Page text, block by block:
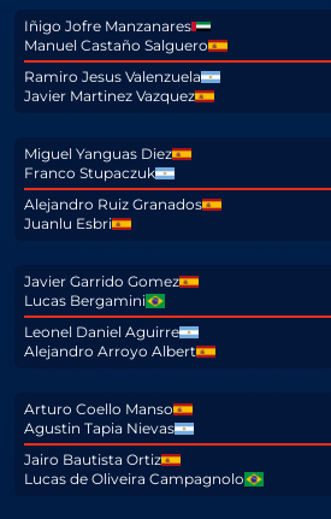
Iñigo Jofre Manzanares
Manuel Castaño Salguero
Ramiro Jesus Valenzuela
Javier Martinez Vazquez
Miguel Yanguas Diez
Franco Stupaczuk
Alejandro Ruiz Granados
Juanlu Esbri
Javier Garrido Gomez
Lucas Bergamini
Leonel Daniel Aguirre
Alejandro Arroyo Albert
Arturo Coello Manso
Agustin Tapia Nievas
Jairo Bautista Ortiz
Lucas de Oliveira Campagnolo